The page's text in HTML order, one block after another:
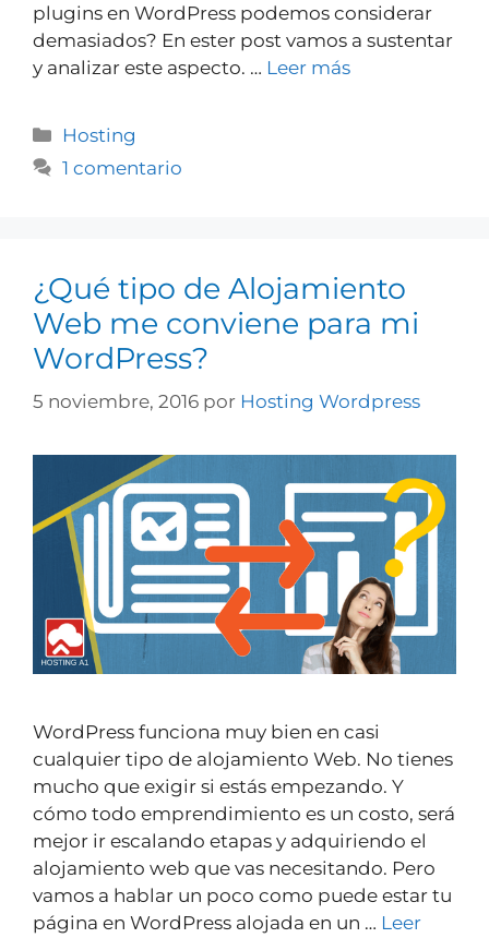
plugins en WordPress podemos considerar
demasiados? En ester post vamos a sustentar
y analizar este aspecto. … Leer más
Hosting
1 comentario
¿Qué tipo de Alojamiento
Web me conviene para mi
WordPress?
5 noviembre, 2016 por Hosting Wordpress
WordPress funciona muy bien en casi
cualquier tipo de alojamiento Web. No tienes
mucho que exigir si estás empezando. Y
cómo todo emprendimiento es un costo, será
mejor ir escalando etapas y adquiriendo el
alojamiento web que vas necesitando. Pero
vamos a hablar un poco como puede estar tu
página en WordPress alojada en un … Leer